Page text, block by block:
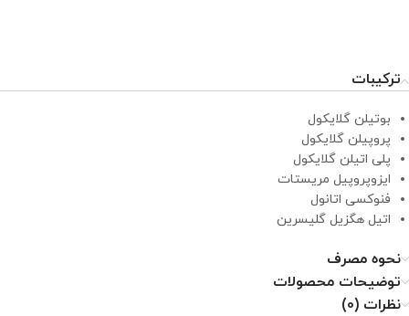
ترکیبات
بوتیلن گلایکول
پروپیلن گلایکول
پلی اتیلن گلایکول
ایزوپروپیل مریستات
فنوکسی اتانول
اتیل هگزیل گلیسرین
نحوه مصرف
توضیحات محصولات
نظرات (0)